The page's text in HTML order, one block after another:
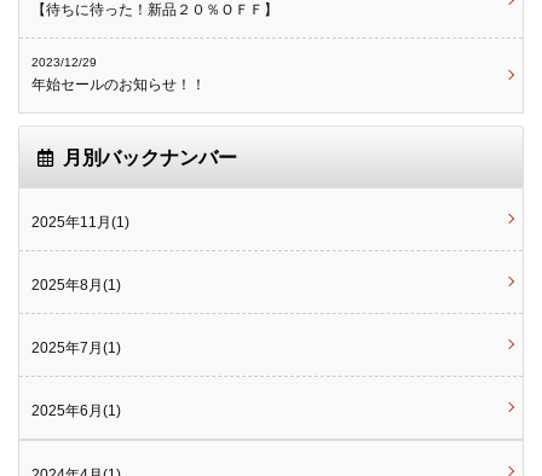
【待ちに待った！新品２０％ＯＦＦ】
2023/12/29
年始セールのお知らせ！！
月別バックナンバー
2025年11月(1)
2025年8月(1)
2025年7月(1)
2025年6月(1)